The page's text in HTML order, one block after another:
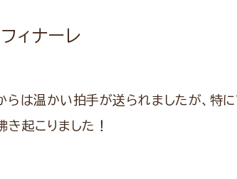
ィナーレ
らは温かい拍手が送られましたが、特
き起こりました！